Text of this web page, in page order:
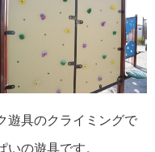
遊具のクライミングで
の遊具です。